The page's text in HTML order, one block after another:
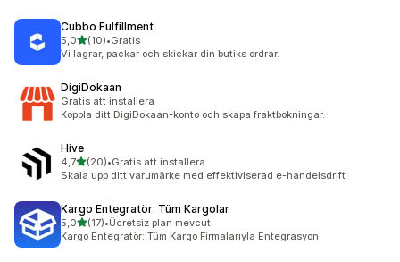
Cubbo Fulfillment
5,0av 5 stjärnor
(10)
10 recensioner totalt
•Gratis
Vi lagrar, packar och skickar din butiks ordrar.
DigiDokaan
Gratis att installera
Koppla ditt DigiDokaan-konto och skapa fraktbokningar.
Hive
4,7av 5 stjärnor
(20)
20 recensioner totalt
•Gratis att installera
Skala upp ditt varumärke med effektiviserad e-handelsdrift
Kargo Entegratör: Tüm Kargolar
5,0av 5 stjärnor
(17)
17 recensioner totalt
•Ücretsiz plan mevcut
Kargo Entegratör: Tüm Kargo Firmalarıyla Entegrasyon